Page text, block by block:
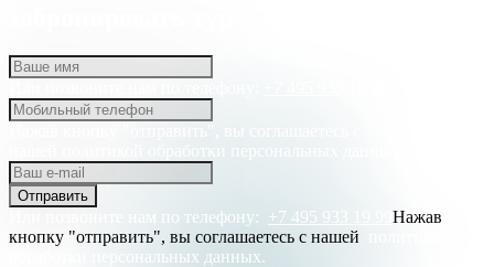
политикой обработки персональных данных.
Отправить
Или позвоните нам по телефону: +7 495 933 19 99 Нажав
кнопку "отправить", вы соглашаетесь с нашей
обработки персональных данных.